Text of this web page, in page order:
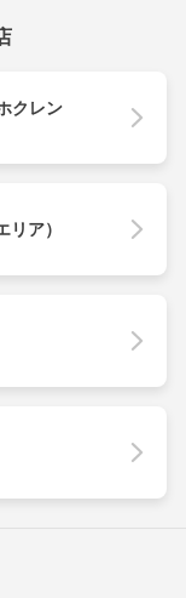
クレン
ア）